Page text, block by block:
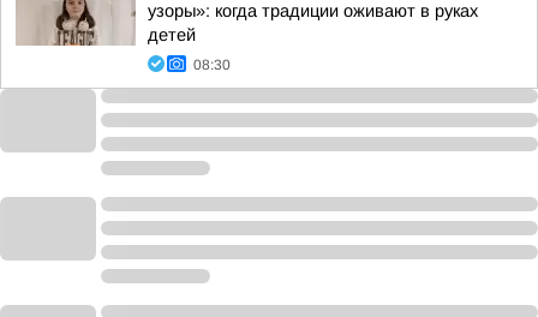
узоры»: когда традиции оживают в руках
детей
08:30